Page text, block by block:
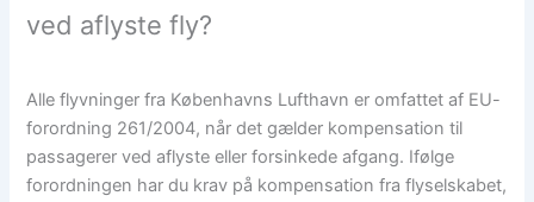
ved aflyste fly?
Alle flyvninger fra Københavns Lufthavn er omfattet af EU-
forordning 261/2004, når det gælder kompensation til
passagerer ved aflyste eller forsinkede afgang. Ifølge
forordningen har du krav på kompensation fra flyselskabet,